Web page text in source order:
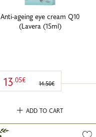
Anti-ageing eye cream Q10
(Lavera (15ml)
13.05€ 14.50€
ADD TO CART